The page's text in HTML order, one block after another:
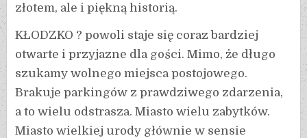
złotem, ale i piękną historią.
KŁODZKO ? powoli staje się coraz bardziej
otwarte i przyjazne dla gości. Mimo, że długo
szukamy wolnego miejsca postojowego.
Brakuje parkingów z prawdziwego zdarzenia,
a to wielu odstrasza. Miasto wielu zabytków.
Miasto wielkiej urody głównie w sensie